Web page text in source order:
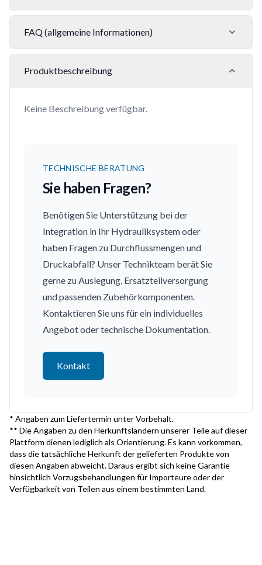
FAQ (allgemeine Informationen)
Produktbeschreibung
Keine Beschreibung verfügbar.
TECHNISCHE BERATUNG
Sie haben Fragen?
Benötigen Sie Unterstützung bei der
Integration in Ihr Hydrauliksystem oder
haben Fragen zu Durchflussmengen und
Druckabfall? Unser Technikteam berät Sie
gerne zu Auslegung, Ersatzteilversorgung
und passenden Zubehörkomponenten.
Kontaktieren Sie uns für ein individuelles
Angebot oder technische Dokumentation.
Kontakt
* Angaben zum Liefertermin unter Vorbehalt.
** Die Angaben zu den Herkunftsländern unserer Teile auf dieser
Plattform dienen lediglich als Orientierung. Es kann vorkommen,
dass die tatsächliche Herkunft der gelieferten Produkte von
diesen Angaben abweicht. Daraus ergibt sich keine Garantie
hinsichtlich Vorzugsbehandlungen für Importeure oder der
Verfügbarkeit von Teilen aus einem bestimmten Land.